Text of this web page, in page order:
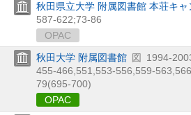
秋田県立大学 附属図書館 本荘キ
587-622;73-86
OPAC
秋田大学 附属図書館 図
1994-
455-466,551,553-556,559-563,
79(695-700)
OPAC